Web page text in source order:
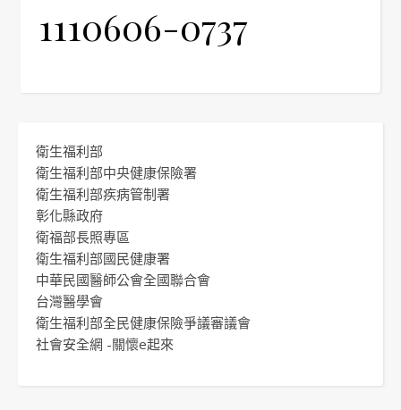
1110606-0737
衛生福利部
衛生福利部中央健康保險署
衛生福利部疾病管制署
彰化縣政府
衛福部長照專區
衛生福利部國民健康署
中華民國醫師公會全國聯合會
台灣醫學會
衛生福利部全民健康保險爭議審議會
社會安全網 -關懷e起來